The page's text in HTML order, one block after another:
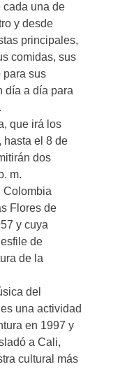
cada una de
y desde
principales,
comidas, sus
para sus
día a día para
que irá los
hasta el 8 de
dos
m.
Colombia
Flores de
y cuya
de
de la
del
una actividad
en 1997 y
a Cali,
cultural más